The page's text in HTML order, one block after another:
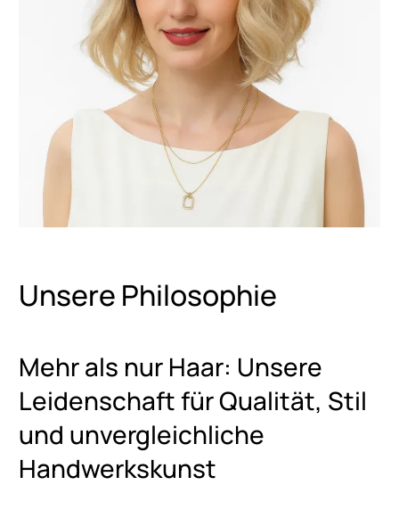
Unsere Philosophie
Mehr als nur Haar: Unsere
Leidenschaft für Qualität, Stil
und unvergleichliche
Handwerkskunst